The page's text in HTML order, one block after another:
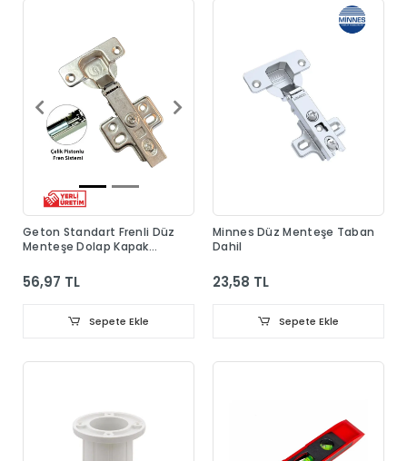
Geton Standart Frenli Düz
Menteşe Dolap Kapak
56,97 TL
Sepete Ekle
Minnes Düz Menteşe Taban
Dahil
23,58 TL
Sepete Ekle